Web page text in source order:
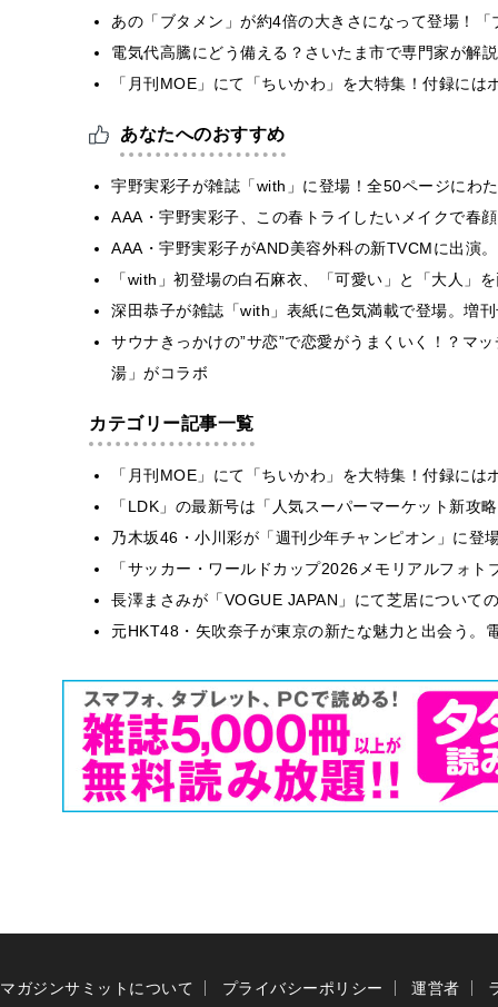
あの「ブタメン」が約4倍の大きさになって登場！
電気代高騰にどう備える？さいたま市で専門家が解
「月刊MOE」にて「ちいかわ」を大特集！付録に
あなたへのおすすめ
宇野実彩子が雑誌「with」に登場！全50ページにわ
AAA・宇野実彩子、この春トライしたいメイクで春
AAA・宇野実彩子がAND美容外科の新TVCMに出演
「with」初登場の白石麻衣、「可愛い」と「大人」
深田恭子が雑誌「with」表紙に色気満載で登場。増
サウナきっかけの”サ恋”で恋愛がうまくいく！？マ
湯」がコラボ
カテゴリー記事一覧
「月刊MOE」にて「ちいかわ」を大特集！付録に
「LDK」の最新号は「人気スーパーマーケット新
乃木坂46・小川彩が「週刊少年チャンピオン」に
「サッカー・ワールドカップ2026メモリアルフォ
長澤まさみが「VOGUE JAPAN」にて芝居について
元HKT48・矢吹奈子が東京の新たな魅力と出会う
マガジンサミットについて プライバシーポリシー 運営者